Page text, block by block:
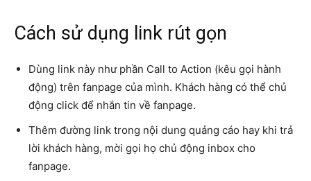
Cách sử dụng link rút gọn
Dùng link này như phần Call to Action (kêu gọi hành
động) trên fanpage của mình. Khách hàng có thể chủ
động click để nhắn tin về fanpage.
Thêm đường link trong nội dung quảng cáo hay khi trả
lời khách hàng, mời gọi họ chủ động inbox cho
fanpage.